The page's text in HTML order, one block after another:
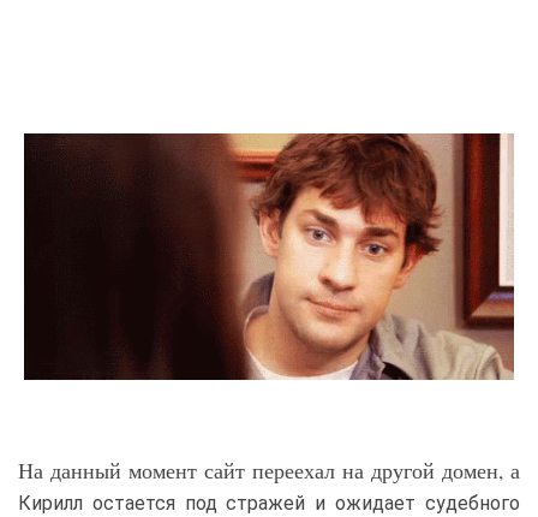
На данный момент сайт переехал на другой домен, а
Кирилл остается под стражей и ожидает судебного